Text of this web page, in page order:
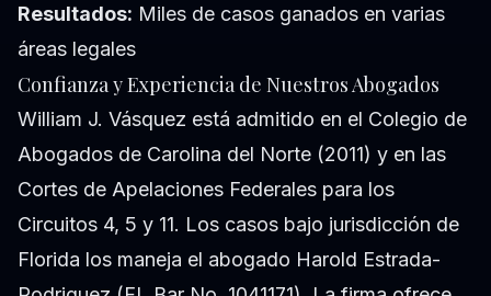
Resultados: Miles de casos ganados en varias
áreas legales
Confianza y Experiencia de Nuestros Abogados
William J. Vásquez está admitido en el Colegio de
Abogados de Carolina del Norte (2011) y en las
Cortes de Apelaciones Federales para los
Circuitos 4, 5 y 11. Los casos bajo jurisdicción de
Florida los maneja el abogado Harold Estrada-